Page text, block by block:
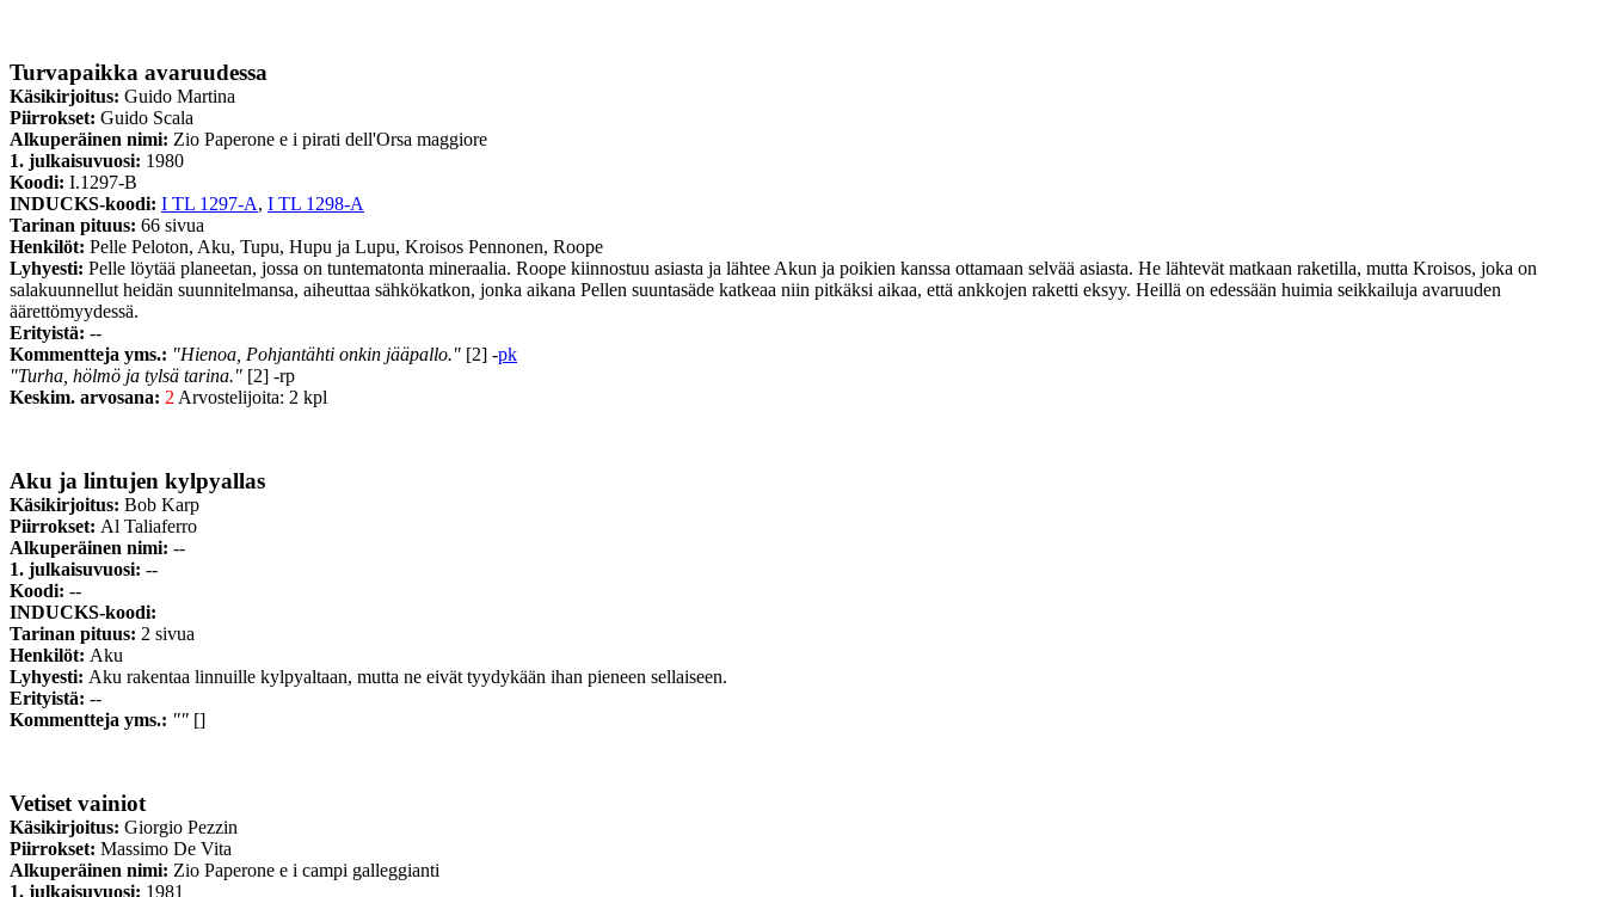
Turvapaikka avaruudessa
Käsikirjoitus: Guido Martina
Piirrokset: Guido Scala
Alkuperäinen nimi: Zio Paperone e i pirati dell'Orsa maggiore
1. julkaisuvuosi: 1980
Koodi: I.1297-B
INDUCKS-koodi: I TL 1297-A, I TL 1298-A
Tarinan pituus: 66 sivua
Henkilöt: Pelle Peloton, Aku, Tupu, Hupu ja Lupu, Kroisos Pennonen, Roope
Lyhyesti: Pelle löytää planeetan, jossa on tuntematonta mineraalia. Roope kiinnostuu asiasta ja lähtee Akun ja poikien kanssa ottamaan selvää asiasta. He lähtevät matkaan raketilla, mutta Kroisos, joka on
salakuunnellut heidän suunnitelmansa, aiheuttaa sähkökatkon, jonka aikana Pellen suuntasäde katkeaa niin pitkäksi aikaa, että ankkojen raketti eksyy. Heillä on edessään huimia seikkailuja avaruuden
äärettömyydessä.
Erityistä: --
Kommentteja yms.: "Hienoa, Pohjantähti onkin jääpallo." [2] -pk
"Turha, hölmö ja tylsä tarina." [2] -rp
Keskim. arvosana: 2 Arvostelijoita: 2 kpl
Aku ja lintujen kylpyallas
Käsikirjoitus: Bob Karp
Piirrokset: Al Taliaferro
Alkuperäinen nimi: --
1. julkaisuvuosi: --
Koodi: --
INDUCKS-koodi:
Tarinan pituus: 2 sivua
Henkilöt: Aku
Lyhyesti: Aku rakentaa linnuille kylpyaltaan, mutta ne eivät tyydykään ihan pieneen sellaiseen.
Erityistä: --
Kommentteja yms.: "" []
Vetiset vainiot
Käsikirjoitus: Giorgio Pezzin
Piirrokset: Massimo De Vita
Alkuperäinen nimi: Zio Paperone e i campi galleggianti
1. julkaisuvuosi: 1981